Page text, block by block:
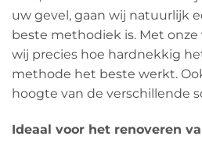
uw gevel, gaan wij natuurlijk
beste methodiek is. Met
wij precies hoe hardnekkig
methode het beste werkt.
hoogte van de verschillende
Ideaal voor het renoveren